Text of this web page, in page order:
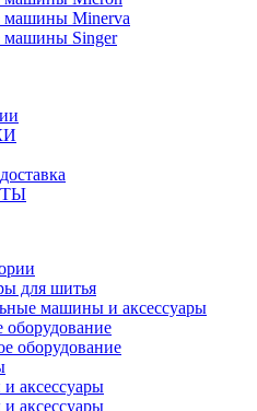
Minerva
Singer
для шитья
машины и аксессуары
оборудование
оборудование
аксессуары
аксессуары